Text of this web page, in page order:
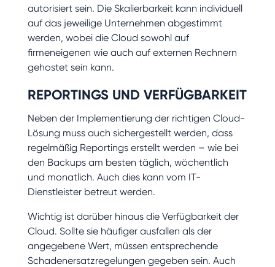
autorisiert sein. Die Skalierbarkeit kann individuell
auf das jeweilige Unternehmen abgestimmt
werden, wobei die Cloud sowohl auf
firmeneigenen wie auch auf externen Rechnern
gehostet sein kann.
REPORTINGS UND VERFÜGBARKEIT
Neben der Implementierung der richtigen Cloud-
Lösung muss auch sichergestellt werden, dass
regelmäßig Reportings erstellt werden – wie bei
den Backups am besten täglich, wöchentlich
und monatlich. Auch dies kann vom IT-
Dienstleister betreut werden.
Wichtig ist darüber hinaus die Verfügbarkeit der
Cloud. Sollte sie häufiger ausfallen als der
angegebene Wert, müssen entsprechende
Schadenersatzregelungen gegeben sein. Auch